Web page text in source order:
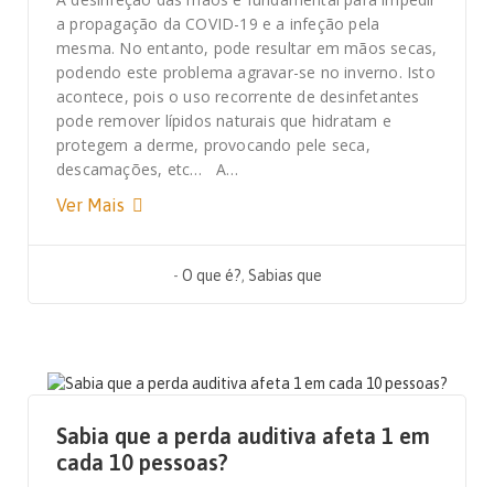
a propagação da COVID-19 e a infeção pela
mesma. No entanto, pode resultar em mãos secas,
podendo este problema agravar-se no inverno. Isto
acontece, pois o uso recorrente de desinfetantes
pode remover lípidos naturais que hidratam e
protegem a derme, provocando pele seca,
descamações, etc… A…
Ver Mais
- O que é?, Sabias que
Sabia que a perda auditiva afeta 1 em
cada 10 pessoas?